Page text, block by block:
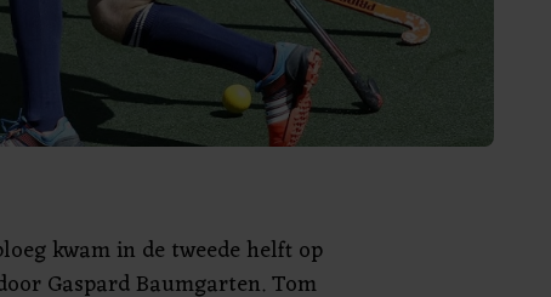
kwam in de tweede helft op
Gaspard Baumgarten. Tom